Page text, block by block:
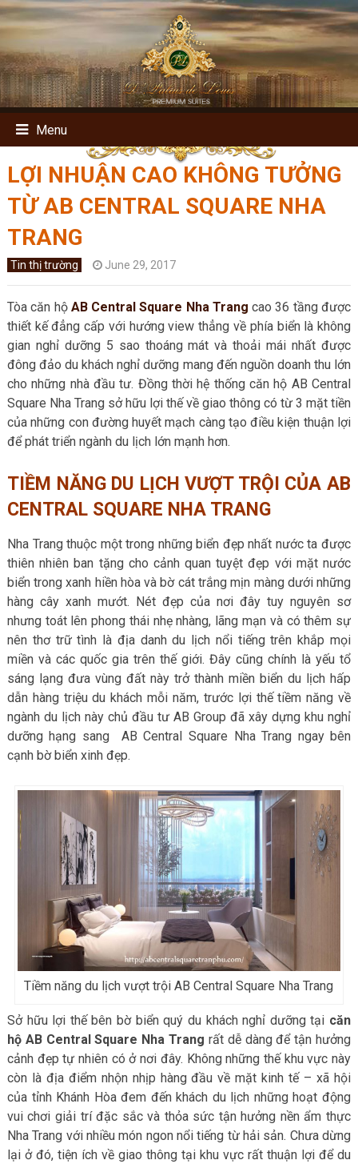
Menu
LỢI NHUẬN CAO KHÔNG TƯỞNG
TỪ AB CENTRAL SQUARE NHA
TRANG
Tin thị trường June 29, 2017
Tòa căn hộ AB Central Square Nha Trang cao 36 tầng được
thiết kế đẳng cấp với hướng view thẳng về phía biển là không
gian nghỉ dưỡng 5 sao thoáng mát và thoải mái nhất được
đông đảo du khách nghỉ dưỡng mang đến nguồn doanh thu lớn
cho những nhà đầu tư. Đồng thời hệ thống căn hộ AB Central
Square Nha Trang sở hữu lợi thế về giao thông có từ 3 mặt tiền
của những con đường huyết mạch càng tạo điều kiện thuận lợi
để phát triển ngành du lịch lớn mạnh hơn.
TIỀM NĂNG DU LỊCH VƯỢT TRỘI CỦA AB
CENTRAL SQUARE NHA TRANG
Nha Trang thuộc một trong những biển đẹp nhất nước ta được
thiên nhiên ban tặng cho cảnh quan tuyệt đẹp với mặt nước
biển trong xanh hiền hòa và bờ cát trắng mịn màng dưới những
hàng cây xanh mướt. Nét đẹp của nơi đây tuy nguyên sơ
nhưng toát lên phong thái nhẹ nhàng, lãng mạn và có thêm sự
nên thơ trữ tình là địa danh du lịch nổi tiếng trên khắp mọi
miền và các quốc gia trên thế giới. Đây cũng chính là yếu tổ
sáng lạng đưa vùng đất này trở thành miền biển du lịch hấp
dẫn hàng triệu du khách mỗi năm, trước lợi thế tiềm năng về
ngành du lịch này chủ đầu tư AB Group đã xây dựng khu nghỉ
dưỡng hạng sang AB Central Square Nha Trang ngay bên
cạnh bờ biển xinh đẹp.
Tiềm năng du lịch vượt trội AB Central Square Nha Trang
Sở hữu lợi thế bên bờ biển quý du khách nghỉ dưỡng tại căn
hộ AB Central Square Nha Trang rất dễ dàng để tận hưởng
cảnh đẹp tự nhiên có ở nơi đây. Không những thế khu vực này
còn là địa điểm nhộn nhịp hàng đầu về mặt kinh tế – xã hội
của tỉnh Khánh Hòa đem đến khách du lịch những hoạt động
vui chơi giải trí đặc sắc và thỏa sức tận hưởng nền ẩm thực
Nha Trang với nhiều món ngon nổi tiếng từ hải sản. Chưa dừng
lại ở đó, tiện ích về giao thông tại khu vực rất thuận lợi để du